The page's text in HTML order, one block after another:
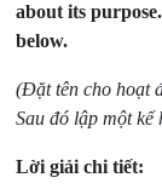
about its
below.
(Đặt tên cho hoạt
Sau đó lập một
Lời giải chi tiết: